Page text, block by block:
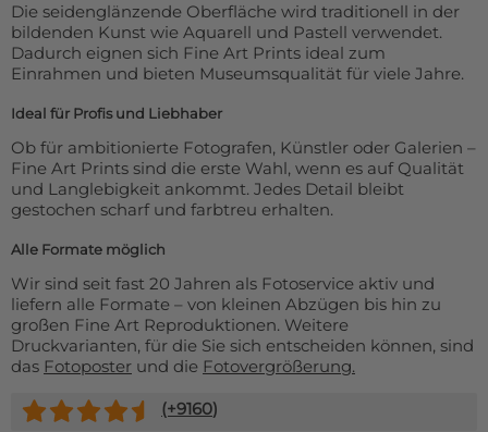
Die seidenglänzende Oberfläche wird traditionell in der
bildenden Kunst wie Aquarell und Pastell verwendet.
Dadurch eignen sich Fine Art Prints ideal zum
Einrahmen und bieten Museumsqualität für viele Jahre.
Ideal für Profis und Liebhaber
Ob für ambitionierte Fotografen, Künstler oder Galerien –
Fine Art Prints sind die erste Wahl, wenn es auf Qualität
und Langlebigkeit ankommt. Jedes Detail bleibt
gestochen scharf und farbtreu erhalten.
Alle Formate möglich
Wir sind seit fast 20 Jahren als Fotoservice aktiv und
liefern alle Formate – von kleinen Abzügen bis hin zu
großen Fine Art Reproduktionen. Weitere
Druckvarianten, für die Sie sich entscheiden können, sind
das Fotoposter und die Fotovergrößerung.
(+9160)